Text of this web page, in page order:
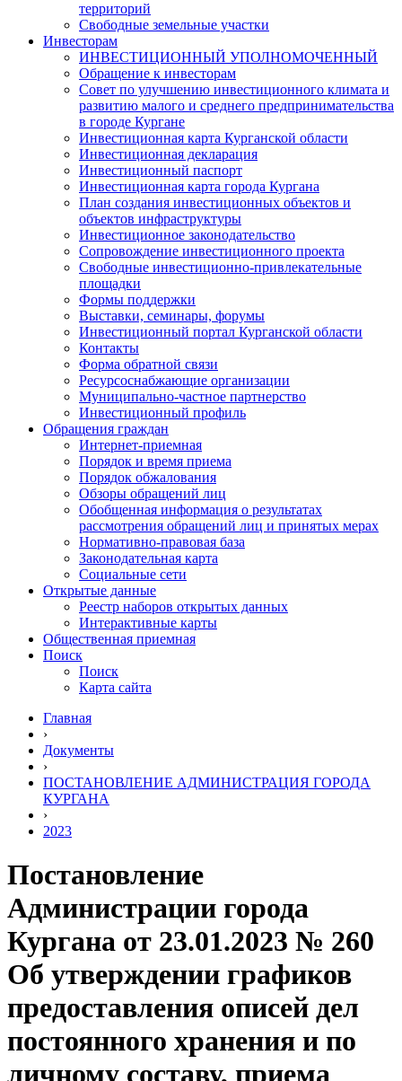
территорий
Свободные земельные участки
Инвесторам
ИНВЕСТИЦИОННЫЙ УПОЛНОМОЧЕННЫЙ
Обращение к инвесторам
Совет по улучшению инвестиционного климата и
развитию малого и среднего предпринимательства
в городе Кургане
Инвестиционная карта Курганской области
Инвестиционная декларация
Инвестиционный паспорт
Инвестиционная карта города Кургана
План создания инвестиционных объектов и
объектов инфраструктуры
Инвестиционное законодательство
Сопровождение инвестиционного проекта
Свободные инвестиционно-привлекательные
площадки
Формы поддержки
Выставки, семинары, форумы
Инвестиционный портал Курганской области
Контакты
Форма обратной связи
Ресурсоснабжающие организации
Муниципально-частное партнерство
Инвестиционный профиль
Обращения граждан
Интернет-приемная
Порядок и время приема
Порядок обжалования
Обзоры обращений лиц
Обобщенная информация о результатах
рассмотрения обращений лиц и принятых мерах
Нормативно-правовая база
Законодательная карта
Социальные сети
Открытые данные
Реестр наборов открытых данных
Интерактивные карты
Общественная приемная
Поиск
Поиск
Карта сайта
Главная
›
Документы
›
ПОСТАНОВЛЕНИЕ АДМИНИСТРАЦИЯ ГОРОДА
КУРГАНА
›
2023
Постановление
Администрации города
Кургана от 23.01.2023 № 260
Об утверждении графиков
предоставления описей дел
постоянного хранения и по
личному составу, приема